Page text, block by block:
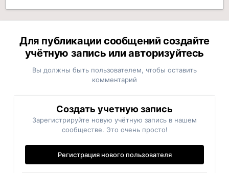
Для публикации сообщений создайте
учётную запись или авторизуйтесь
Вы должны быть пользователем, чтобы оставить
комментарий
Создать учетную запись
Зарегистрируйте новую учётную запись в нашем
сообществе. Это очень просто!
Регистрация нового пользователя